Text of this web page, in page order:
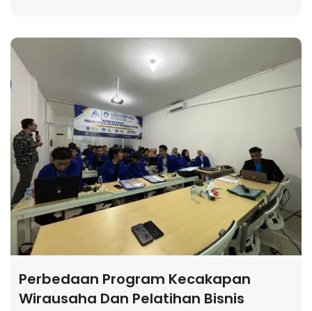
Perbedaan Program Kecakapan
Wirausaha Dan Pelatihan Bisnis